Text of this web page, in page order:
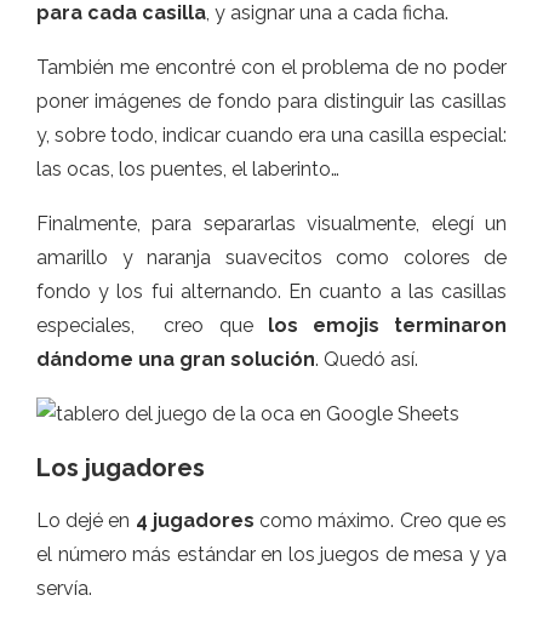
para cada casilla, y asignar una a cada ficha.
También me encontré con el problema de no poder
poner imágenes de fondo para distinguir las casillas
y, sobre todo, indicar cuando era una casilla especial:
las ocas, los puentes, el laberinto…
Finalmente, para separarlas visualmente, elegí un
amarillo y naranja suavecitos como colores de
fondo y los fui alternando. En cuanto a las casillas
especiales, creo que los emojis terminaron
dándome una gran solución. Quedó así.
Los jugadores
Lo dejé en 4 jugadores como máximo. Creo que es
el número más estándar en los juegos de mesa y ya
servía.